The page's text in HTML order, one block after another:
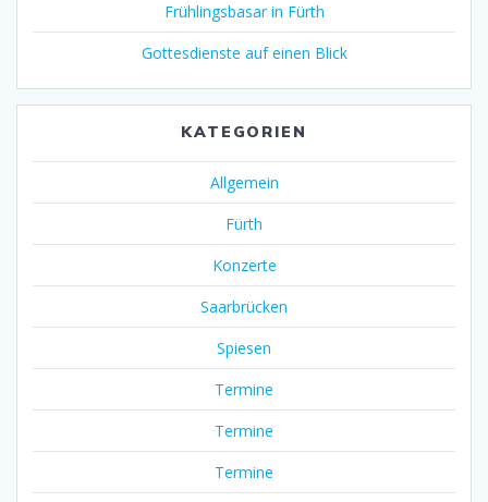
Frühlingsbasar in Fürth
Gottesdienste auf einen Blick
KATEGORIEN
Allgemein
Fürth
Konzerte
Saarbrücken
Spiesen
Termine
Termine
Termine